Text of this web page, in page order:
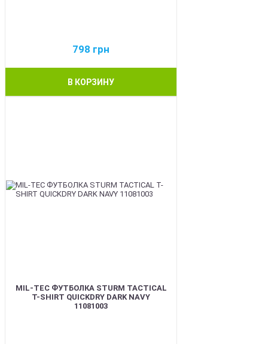
798 грн
В КОРЗИНУ
MIL-TEC ФУТБОЛКА STURM TACTICAL
T-SHIRT QUICKDRY DARK NAVY
11081003